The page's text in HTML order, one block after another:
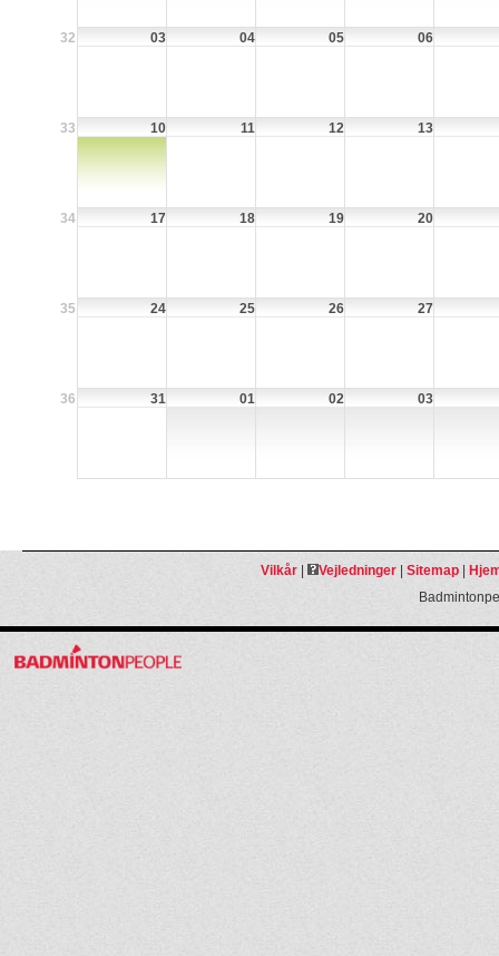
32 03 04 05 06
33 10 11 12 13
34 17 18 19 20
35 24 25 26 27
36 31 01 02 03
Vilkår| Vejledninger| Sitemap|